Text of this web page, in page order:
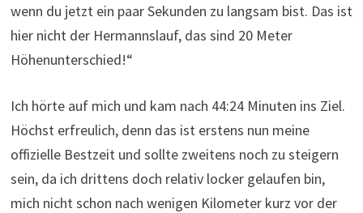
wenn du jetzt ein paar Sekunden zu langsam bist. Das ist
hier nicht der Hermannslauf, das sind 20 Meter
Höhenunterschied!“
Ich hörte auf mich und kam nach 44:24 Minuten ins Ziel.
Höchst erfreulich, denn das ist erstens nun meine
offizielle Bestzeit und sollte zweitens noch zu steigern
sein, da ich drittens doch relativ locker gelaufen bin,
mich nicht schon nach wenigen Kilometer kurz vor der